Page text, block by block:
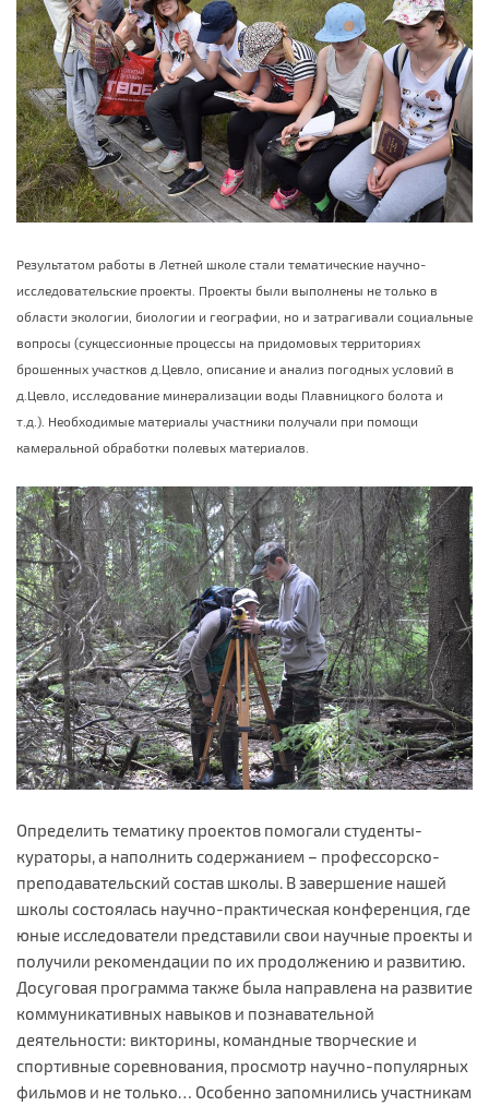
Результатом работы в Летней школе стали тематические научно-
исследовательские проекты. Проекты были выполнены не только в
области экологии, биологии и географии, но и затрагивали социальные
вопросы (сукцессионные процессы на придомовых территориях
брошенных участков д.Цевло, описание и анализ погодных условий в
д.Цевло, исследование минерализации воды Плавницкого болота и
т.д.). Необходимые материалы участники получали при помощи
камеральной обработки полевых материалов.
Определить тематику проектов помогали студенты-
кураторы, а наполнить содержанием – профессорско-
преподавательский состав школы. В завершение нашей
школы состоялась научно-практическая конференция, где
юные исследователи представили свои научные проекты и
получили рекомендации по их продолжению и развитию.
Досуговая программа также была направлена на развитие
коммуникативных навыков и познавательной
деятельности: викторины, командные творческие и
спортивные соревнования, просмотр научно-популярных
фильмов и не только… Особенно запомнились участникам